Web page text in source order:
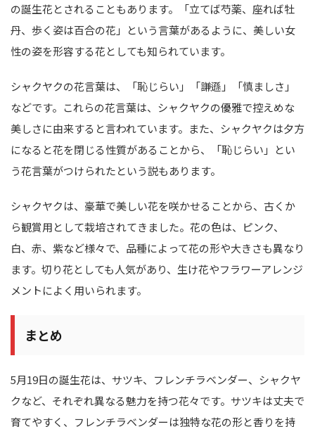
の誕生花とされることもあります。「立てば芍薬、座れば牡
丹、歩く姿は百合の花」という言葉があるように、美しい女
性の姿を形容する花としても知られています。
シャクヤクの花言葉は、「恥じらい」「謙遜」「慎ましさ」
などです。これらの花言葉は、シャクヤクの優雅で控えめな
美しさに由来すると言われています。また、シャクヤクは夕方
になると花を閉じる性質があることから、「恥じらい」とい
う花言葉がつけられたという説もあります。
シャクヤクは、豪華で美しい花を咲かせることから、古くか
ら観賞用として栽培されてきました。花の色は、ピンク、
白、赤、紫など様々で、品種によって花の形や大きさも異なり
ます。切り花としても人気があり、生け花やフラワーアレンジ
メントによく用いられます。
まとめ
5月19日の誕生花は、サツキ、フレンチラベンダー、シャクヤ
クなど、それぞれ異なる魅力を持つ花々です。サツキは丈夫で
育てやすく、フレンチラベンダーは独特な花の形と香りを持